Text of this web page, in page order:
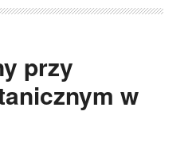
przy
w